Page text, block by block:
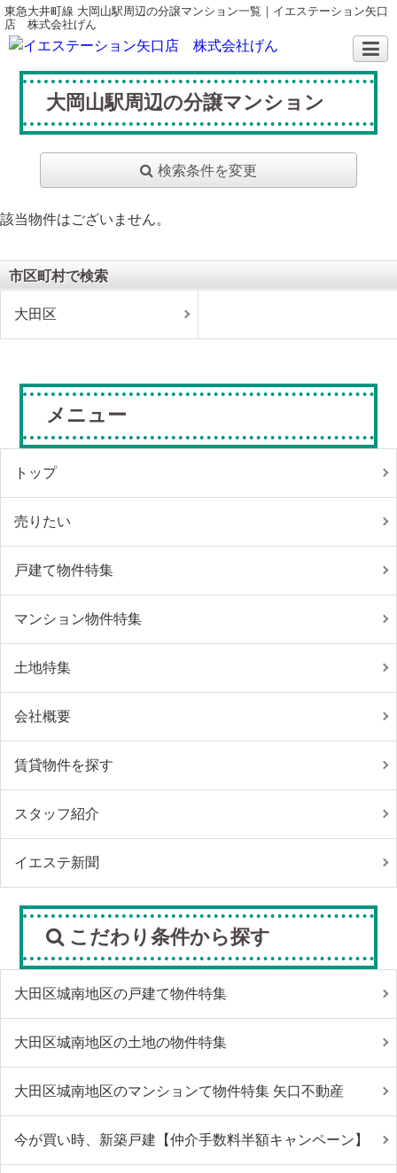
東急大井町線 大岡山駅周辺の分譲マンション一覧｜イエステーション矢口
店 株式会社げん
大岡山駅周辺の分譲マンション
検索条件を変更
該当物件はございません。
市区町村で検索
大田区
メニュー
トップ
売りたい
戸建て物件特集
マンション物件特集
土地特集
会社概要
賃貸物件を探す
スタッフ紹介
イエステ新聞
こだわり条件から探す
大田区城南地区の戸建て物件特集
大田区城南地区の土地の物件特集
大田区城南地区のマンションて物件特集 矢口不動産
今が買い時、新築戸建【仲介手数料半額キャンペーン】